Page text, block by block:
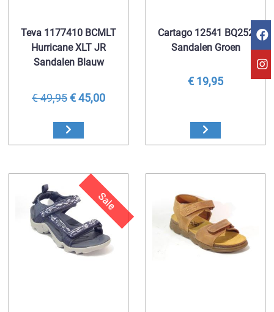
Teva 1177410 BCMLT
Hurricane XLT JR
Sandalen Blauw
€ 49,95€ 45,00
Cartago 12541 BQ252
Sandalen Groen
€ 19,95
Sale